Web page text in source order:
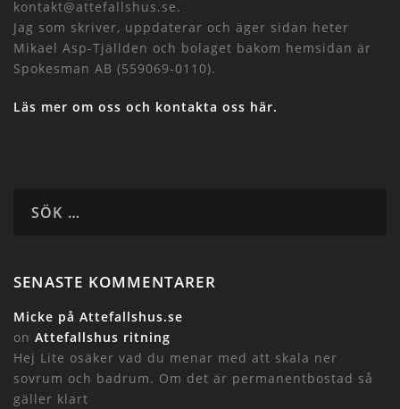
kontakt@attefallshus.se.
Jag som skriver, uppdaterar och äger sidan heter
Mikael Asp-Tjällden och bolaget bakom hemsidan är
Spokesman AB (559069-0110).
Läs mer om oss och kontakta oss här.
SENASTE KOMMENTARER
Micke på Attefallshus.se
on Attefallshus ritning
Hej Lite osäker vad du menar med att skala ner
sovrum och badrum. Om det är permanentbostad så
gäller klart